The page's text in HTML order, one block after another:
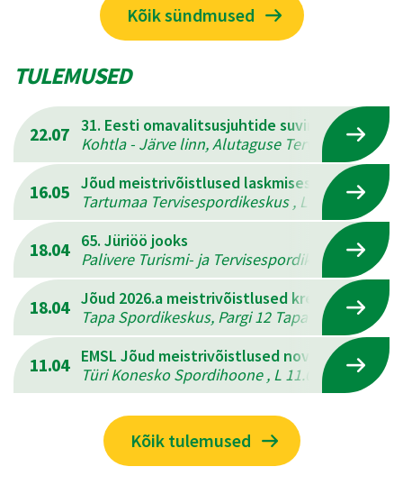
Kõik sündmused
TULEMUSED
22.07 31. Eesti omavalitsusjuhtide suvine
Kohtla - Järve linn, Alutaguse
16.05 Jõud meistrivõistlused laskmises
Tartumaa Tervisespordikeskus , L 16.05.2026 -
18.04
65. Jüriöö jooks
Palivere Turismi- ja Tervisespordikeskus , L
18.04 Jõud 2026.a meistrivõistlused kreeka-rooma
Tapa Spordikeskus, Pargi 12 Tapal , L
11.04
EMSL Jõud meistrivõistlused novuses
Türi Konesko Spordihoone , L 11.04.2026 - P
Kõik tulemused